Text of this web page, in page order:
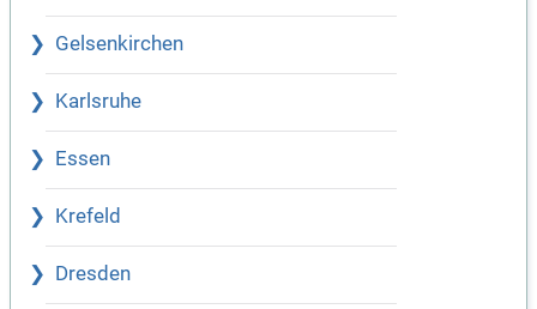
Gelsenkirchen
Karlsruhe
Essen
Krefeld
Dresden